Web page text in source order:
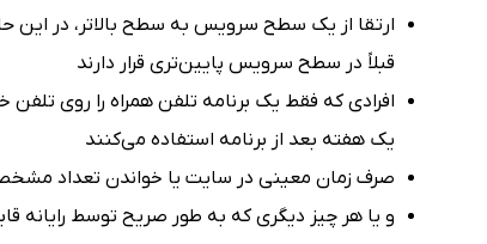
ارتقا از یک سطح سرویس به سطح بالاتر، در این
قبلاً در سطح سرویس پایین‌تری قرار دارند
افرادی که فقط یک برنامه تلفن همراه را روی تلفن
یک هفته بعد از برنامه استفاده می‌کنند
صرف زمان معینی در سایت یا خواندن تعداد
و یا هر چیز دیگری که به طور صریح توسط رایانه